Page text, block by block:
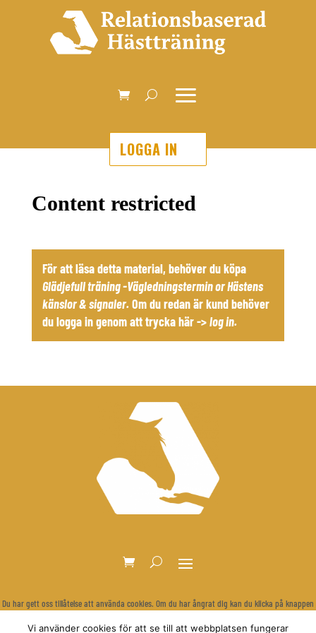
LOGGA IN
Content restricted
För att läsa detta material, behöver du köpa
Glädjefull träning -VägledningsterminorHästens
känslor & signaler. Om du redan är kund behöver
du logga in genom att trycka här ->log in.
Du har gett oss tillåtelse att använda cookies. Om du har ångrat dig kan du klicka på knappen
Vi använder cookies för att se till att webbplatsen fungerar